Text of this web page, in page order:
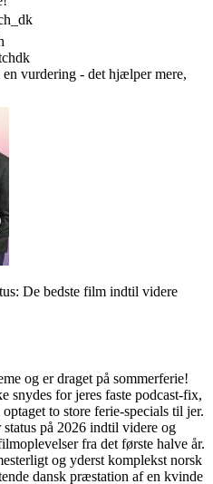
vurdering - det hjælper mere,
De bedste film indtil videre
og er draget på sommerferie!
snydes for jeres faste podcast-fix,
to store ferie-specials til jer.
på 2026 indtil videre og
fra det første halve år.
og yderst komplekst norsk
dansk præstation af en kvinde